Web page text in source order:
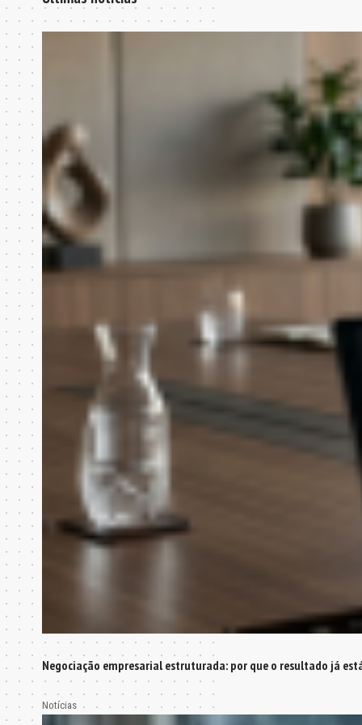
Negociação empresarial estruturada: por que o resultado já
Notícias